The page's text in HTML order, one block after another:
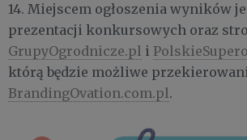
14. Miejscem ogłoszenia wyników
prezentacji konkursowych oraz
GrupyOgrodnicze.pl i
którą będzie możliwe
BrandingOvation.com.pl.